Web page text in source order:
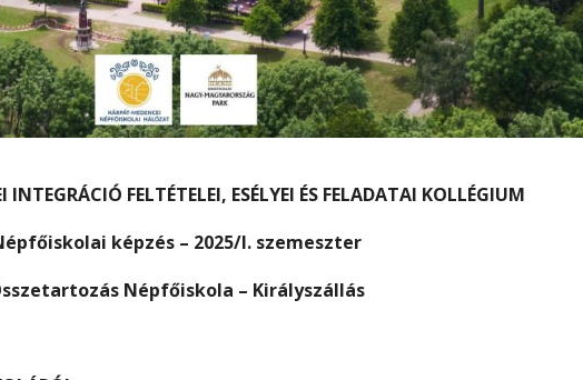
INTEGRÁCIÓ FELTÉTELEI, ESÉLYEI ÉS FELADATAI KOLLÉGIUM
képzés – 2025/I. szemeszter
Népfőiskola – Királyszállás